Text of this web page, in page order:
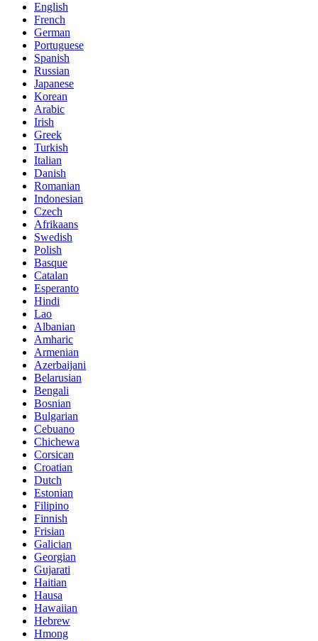
English
French
German
Portuguese
Spanish
Russian
Japanese
Korean
Arabic
Irish
Greek
Turkish
Italian
Danish
Romanian
Indonesian
Czech
Afrikaans
Swedish
Polish
Basque
Catalan
Esperanto
Hindi
Lao
Albanian
Amharic
Armenian
Azerbaijani
Belarusian
Bengali
Bosnian
Bulgarian
Cebuano
Chichewa
Corsican
Croatian
Dutch
Estonian
Filipino
Finnish
Frisian
Galician
Georgian
Gujarati
Haitian
Hausa
Hawaiian
Hebrew
Hmong